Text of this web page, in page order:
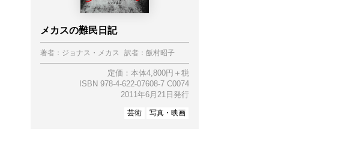
メカスの難民日記
著者： ジョナス・メカス 訳者：飯村昭子
定価：本体4,800円＋税
ISBN 978-4-622-07608-7 C0074
2011年6月21日発行
芸術 写真・映画